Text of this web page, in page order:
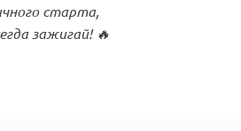
старта,
зажигай! 🔥